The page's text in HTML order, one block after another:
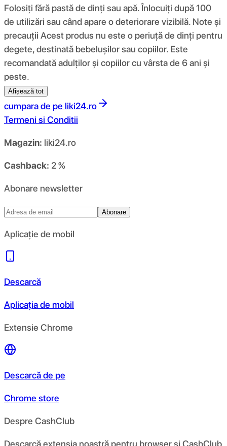
Folosiți fără pastă de dinți sau apă. Înlocuiți după 100
de utilizări sau când apare o deteriorare vizibilă. Note și
precauții Acest produs nu este o periuță de dinți pentru
degete, destinată bebelușilor sau copiilor. Este
recomandată adulților și copiilor cu vârsta de 6 ani și
peste.
Afișează tot
cumpara de pe liki24.ro
Termeni si Conditii
Magazin: liki24.ro
Cashback: 2 %
Abonare newsletter
Abonare
Aplicație de mobil
Descarcă
Aplicația de mobil
Extensie Chrome
Descarcă de pe
Chrome store
Despre CashClub
Descarcă extensia noastră pentru browser și CashClub